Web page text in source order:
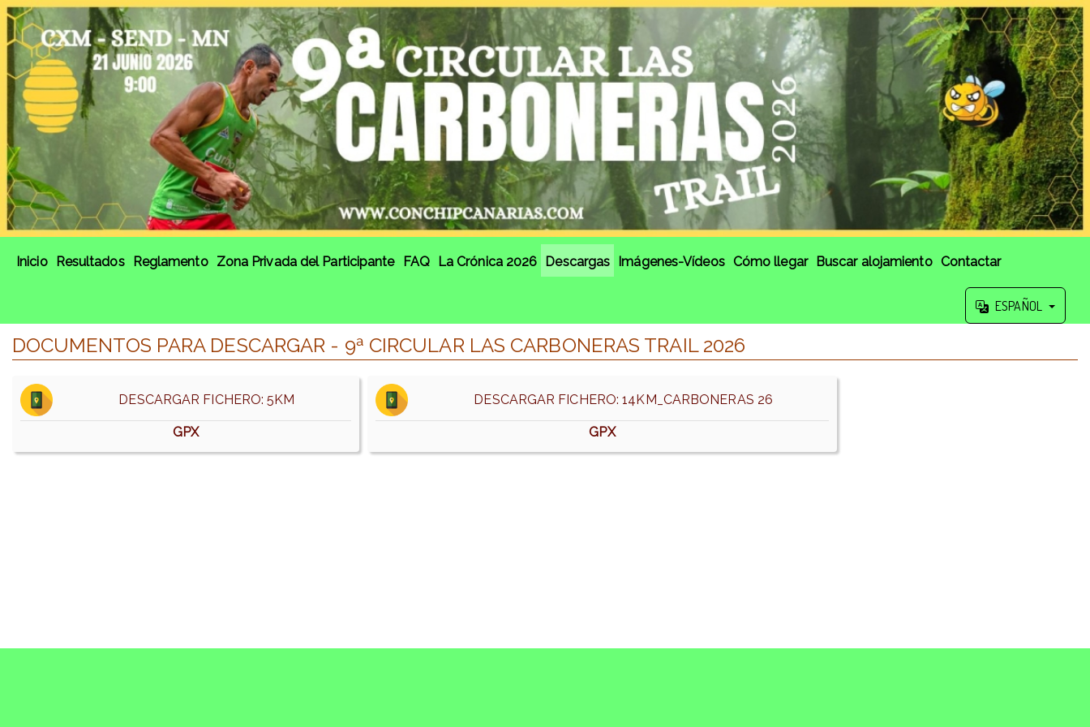
Inicio Resultados Reglamento Zona Privada del Participante FAQ La Crónica 2026 Descargas Imágenes-Vídeos Cómo llegar Buscar alojamiento Contactar
ESPAÑOL
DOCUMENTOS PARA DESCARGAR - 9ª CIRCULAR LAS CARBONERAS TRAIL 2026
DESCARGAR FICHERO: 5KM
GPX
DESCARGAR FICHERO: 14KM_CARBONERAS 26
GPX